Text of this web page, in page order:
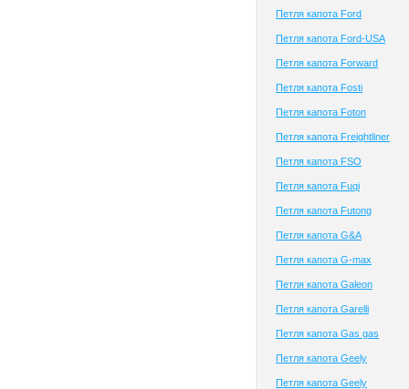
Петля капота Ford
Петля капота Ford-USA
Петля капота Forward
Петля капота Fosti
Петля капота Foton
Петля капота Freightliner
Петля капота FSO
Петля капота Fuqi
Петля капота Futong
Петля капота G&A
Петля капота G-max
Петля капота Galeon
Петля капота Garelli
Петля капота Gas gas
Петля капота Geely
Петля капота Geely